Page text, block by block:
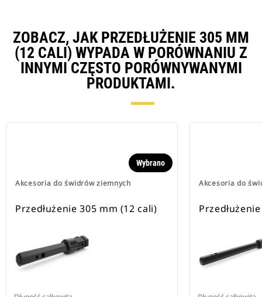
ZOBACZ, JAK PRZEDŁUŻENIE 305 MM
(12 CALI) WYPADA W PORÓWNANIU Z
INNYMI CZĘSTO PORÓWNYWANYMI
PRODUKTAMI.
Akcesoria do świdrów ziemnych
Wybrano
Przedłużenie 305 mm (12 cali)
Akcesoria do